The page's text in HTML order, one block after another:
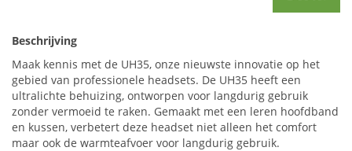
Beschrijving
Maak kennis met de UH35, onze nieuwste innovatie op het
gebied van professionele headsets. De UH35 heeft een
ultralichte behuizing, ontworpen voor langdurig gebruik
zonder vermoeid te raken. Gemaakt met een leren hoofdband
en kussen, verbetert deze headset niet alleen het comfort
maar ook de warmteafvoer voor langdurig gebruik.